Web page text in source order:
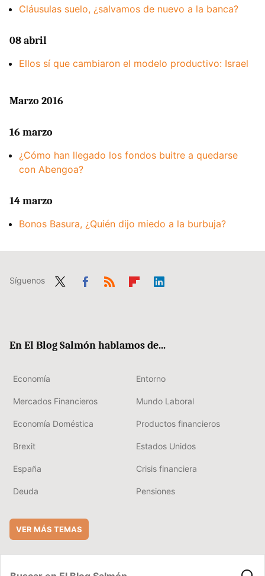
Cláusulas suelo, ¿salvamos de nuevo a la banca?
08 abril
Ellos sí que cambiaron el modelo productivo: Israel
Marzo 2016
16 marzo
¿Cómo han llegado los fondos buitre a quedarse
con Abengoa?
14 marzo
Bonos Basura, ¿Quién dijo miedo a la burbuja?
Síguenos
En El Blog Salmón hablamos de...
Economía Entorno
Mercados Financieros Mundo Laboral
Economía Doméstica Productos financieros
Brexit Estados Unidos
España Crisis financiera
Deuda Pensiones
VER MÁS TEMAS